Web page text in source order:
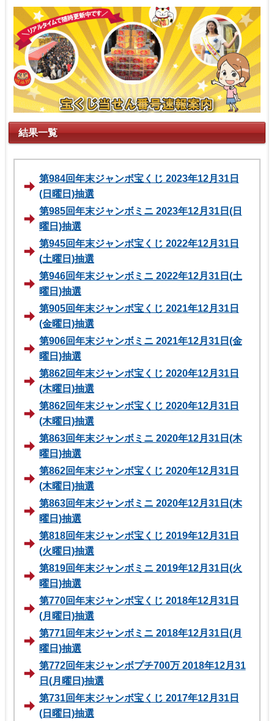
結果一覧
第984回年末ジャンボ宝くじ 2023年12月31日
(日曜日)抽選
第985回年末ジャンボミニ 2023年12月31日(日
曜日)抽選
第945回年末ジャンボ宝くじ 2022年12月31日
(土曜日)抽選
第946回年末ジャンボミニ 2022年12月31日(土
曜日)抽選
第905回年末ジャンボ宝くじ 2021年12月31日
(金曜日)抽選
第906回年末ジャンボミニ 2021年12月31日(金
曜日)抽選
第862回年末ジャンボ宝くじ 2020年12月31日
(木曜日)抽選
第862回年末ジャンボ宝くじ 2020年12月31日
(木曜日)抽選
第863回年末ジャンボミニ 2020年12月31日(木
曜日)抽選
第862回年末ジャンボ宝くじ 2020年12月31日
(木曜日)抽選
第863回年末ジャンボミニ 2020年12月31日(木
曜日)抽選
第818回年末ジャンボ宝くじ 2019年12月31日
(火曜日)抽選
第819回年末ジャンボミニ 2019年12月31日(火
曜日)抽選
第770回年末ジャンボ宝くじ 2018年12月31日
(月曜日)抽選
第771回年末ジャンボミニ 2018年12月31日(月
曜日)抽選
第772回年末ジャンボプチ700万 2018年12月31
日(月曜日)抽選
第731回年末ジャンボ宝くじ 2017年12月31日
(日曜日)抽選